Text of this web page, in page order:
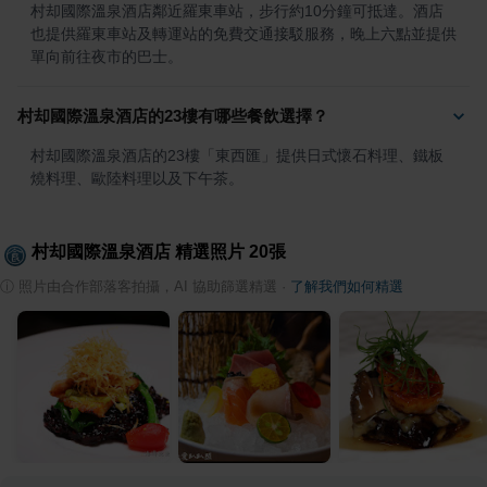
村却國際溫泉酒店鄰近羅東車站，步行約10分鐘可抵達。酒店
也提供羅東車站及轉運站的免費交通接駁服務，晚上六點並提供
單向前往夜市的巴士。
村却國際溫泉酒店的23樓有哪些餐飲選擇？
村却國際溫泉酒店的23樓「東西匯」提供日式懷石料理、鐵板
燒料理、歐陸料理以及下午茶。
村却國際溫泉酒店 精選照片 20張
照片由合作部落客拍攝，AI 協助篩選精選 了解我們如何精選